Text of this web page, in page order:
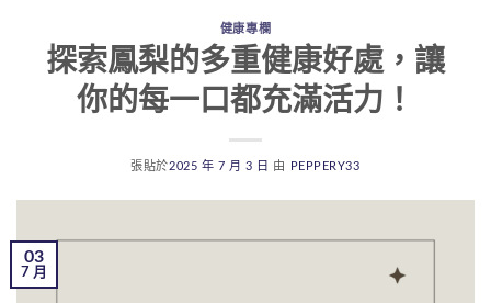
健康專欄
探索鳳梨的多重健康好處，讓
你的每一口都充滿活力！
張貼於2025 年 7 月 3 日 由 PEPPERY33
03
7 月